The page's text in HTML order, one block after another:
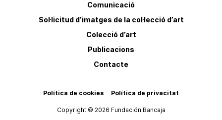
Comunicació
Sol·licitud d’imatges de la col·lecció d’art
Colecció d’art
Publicacions
Contacte
Política de cookies Política de privacitat
Copyright © 2026 Fundación Bancaja